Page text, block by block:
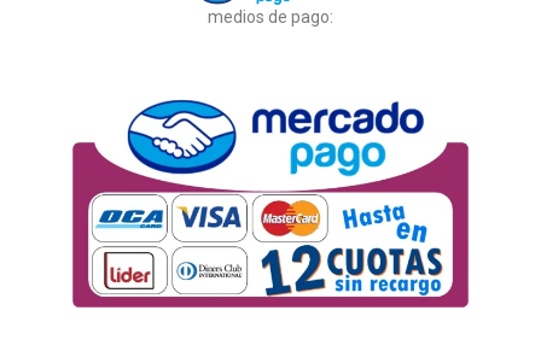
medios de pago: